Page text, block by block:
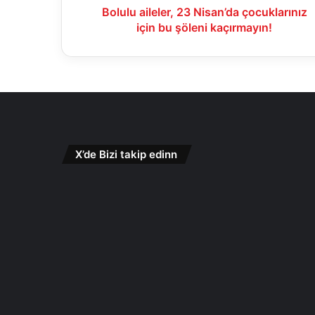
Bolulu aileler, 23 Nisan’da çocuklarınız
için bu şöleni kaçırmayın!
X’de Bizi takip edinn